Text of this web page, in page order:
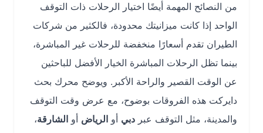
من النصائح المهمة أيضًا اختيار الرحلات ذات التوقف
الواحد إذا كانت ميزانيتك محدودة، فالكثير من شركات
الطيران تقدم أسعارًا منخفضة للرحلات غير المباشرة،
بينما تظل الرحلات المباشرة الخيار الأفضل للباحثين
عن الوقت القصير والراحة الأكبر. ويوضح محرك بحث
دايركت هذه الفروقات بوضوح، مع عرض وقت التوقف
والمدينة، مثل التوقف عبردبيأوالرياضأوالشارقة،